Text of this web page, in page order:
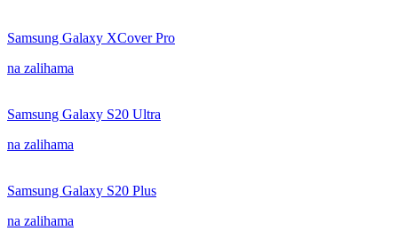
Samsung Galaxy XCover Pro
na zalihama
Samsung Galaxy S20 Ultra
na zalihama
Samsung Galaxy S20 Plus
na zalihama